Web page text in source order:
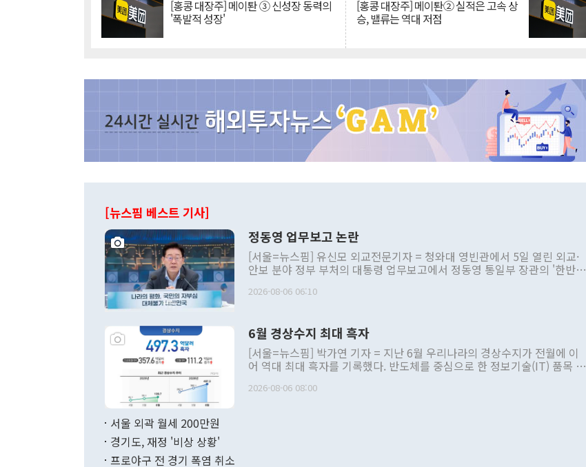
[홍콩 대장주] 메이퇀 ③ 신성장 동력의
'폭발적 성장'
[홍콩 대장주] 메이퇀② 실적은 고속 상
승, 밸류는 역대 저점
[뉴스핌 베스트 기사]
정동영 업무보고 논란
[서울=뉴스핌] 유신모 외교전문기자 = 청와대 영빈관에서 5일 열린 외교·
안보 분야 정부 부처의 대통령 업무보고에서 정동영 통일부 장관의 '한반도
발언 중에는 정부 내 조율을 거치지 않은 사안을 정책으로 추진하겠다고 공
주의적 희망에 근거한 비현실적 구상'이라는 비판을 내놨다. 그동안 정 장
관의 대북 정책 관련 발언이 물의를 빚은 적은 여러 번 있지만 대통령과 유
관 부처 장관이 공개적으로 부정적 입장을 표명한 것은 이례적이다. 정 장
관의 무리한 대북 접근법과 월권을 제어해야 한다는 목소리도 높아지고 있
다. [정동영 통일부 장관이 지난달 23일 오후 서울 종로구 정부서울청사에
2026-08-06 06:10
6월 경상수지 최대 흑자
[서울=뉴스핌] 박가연 기자 = 지난 6월 우리나라의 경상수지가 전월에 이
어 역대 최대 흑자를 기록했다. 반도체를 중심으로 한 정보기술(IT) 품목 수
료=한국은행] 한국은행이 6일 발표한 '2026년 6월 국제수지(잠정)'에 따르
2026-08-06 08:00
서울 외곽 월세 200만원
경기도, 재정 '비상 상황'
프로야구 전 경기 폭염 취소